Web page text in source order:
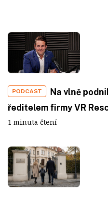
PODCAST
Na vlně
ředitelem firmy VR
1 minuta čtení